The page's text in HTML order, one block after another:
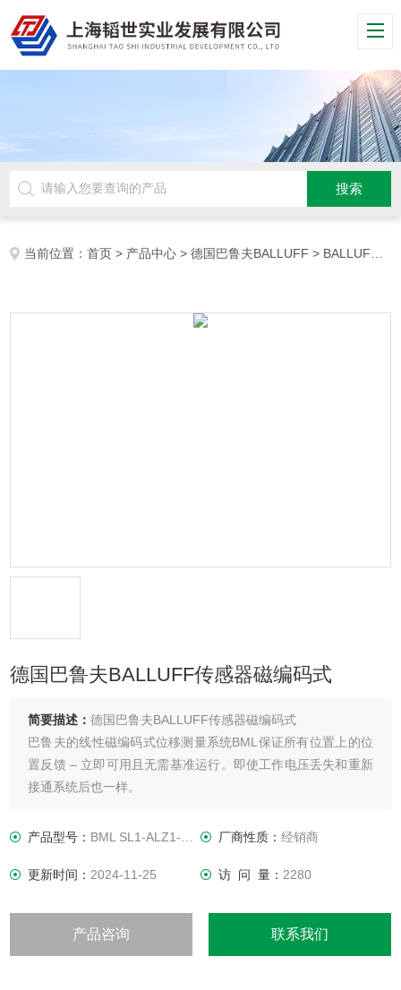
当前位置：首页 > 产品中心 >德国巴鲁夫BALLUFF > BALLUFF传感器
德国巴鲁夫BALLUFF传感器磁编码式
简要描述：德国巴鲁夫BALLUFF传感器磁编码式
巴鲁夫的线性磁编码式位移测量系统BML保证所有位置上的位
置反馈 – 立即可用且无需基准运行。即使工作电压丢失和重新
接通系统后也一样。
产品型号： BML SL1-ALZ1-UEZZ-AU1L-KA 厂商性质： 经销商
更新时间：2024-11-25 访 问 量： 2280
产品咨询 联系我们